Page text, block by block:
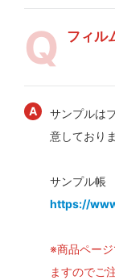
フィル
サンプルは
意しておりま
サンプル帳
https://
※商品ペー
ますのでご